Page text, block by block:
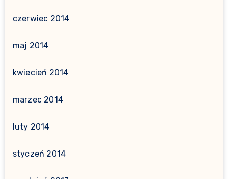
czerwiec 2014
maj 2014
kwiecień 2014
marzec 2014
luty 2014
styczeń 2014